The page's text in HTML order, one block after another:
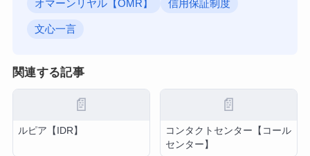
オマーンリヤル【OMR】 信用保証制度
文心一言
関連する記事
📄
ルピア【IDR】
📄
コンタクトセンター【コール
センター】